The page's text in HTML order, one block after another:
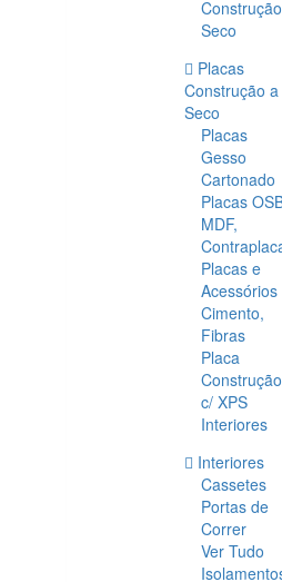
Seco
Placas
Construção a
Seco
Placas
Gesso
Cartonado
Placas
MDF,
Placas e
Acessórios
Cimento,
Fibras
Placa
Construção
c/ XPS
Interiores
Interiores
Cassetes
Portas de
Correr
Ver Tudo